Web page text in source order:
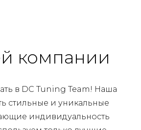
компании
в DC Tuning Team! Наша
стильные и уникальные
индивидуальность